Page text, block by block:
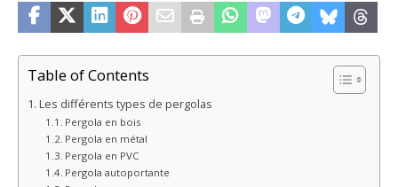
Table of Contents
Les différents types de pergolas
Pergola en bois
Pergola en métal
Pergola en PVC
Pergola autoportante